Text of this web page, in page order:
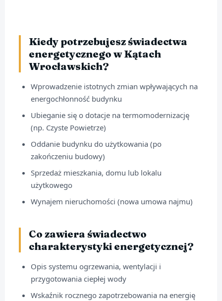
Kiedy potrzebujesz świadectwa
energetycznego w Kątach
Wrocławskich?
Wprowadzenie istotnych zmian wpływających na
energochłonność budynku
Ubieganie się o dotacje na termomodernizację
(np. Czyste Powietrze)
Oddanie budynku do użytkowania (po
zakończeniu budowy)
Sprzedaż mieszkania, domu lub lokalu
użytkowego
Wynajem nieruchomości (nowa umowa najmu)
Co zawiera świadectwo
charakterystyki energetycznej?
Opis systemu ogrzewania, wentylacji i
przygotowania ciepłej wody
Wskaźnik rocznego zapotrzebowania na energię